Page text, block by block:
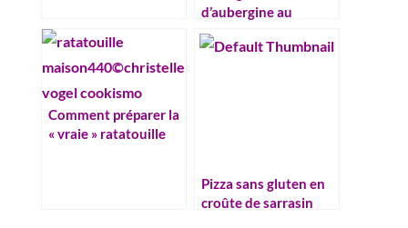
d’aubergine au
sésame
Comment préparer la
« vraie » ratatouille
Pizza sans gluten en
croûte de sarrasin